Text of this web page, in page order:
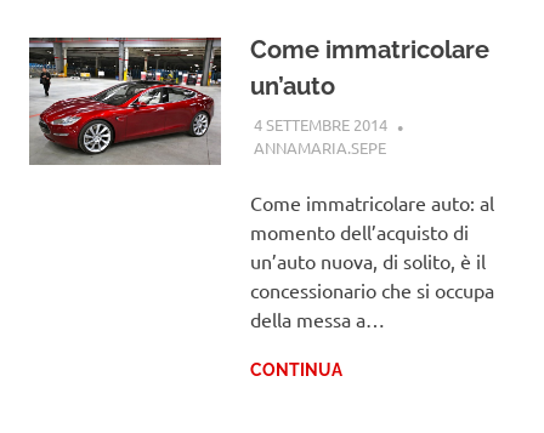
Come immatricolare
un’auto
4 SETTEMBRE 2014
ANNAMARIA.SEPEGUIDE
Come immatricolare auto: al
momento dell’acquisto di
un’auto nuova, di solito, è il
concessionario che si occupa
della messa a…
CONTINUA